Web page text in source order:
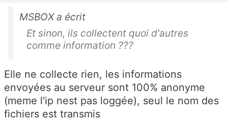
MSBOX a écrit
Et sinon, ils collectent quoi d'autres
comme information ???
Elle ne collecte rien, les informations
envoyées au serveur sont 100% anonyme
(meme l'ip nest pas loggée), seul le nom des
fichiers est transmis